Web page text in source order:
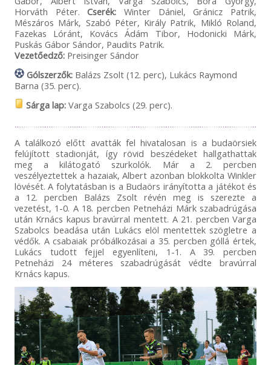
Horváth Péter.Cserék: Winter Dániel, Gránicz Patrik,
Mészáros Márk, Szabó Péter, Király Patrik, Mikló Roland,
Fazekas Lóránt, Kovács Ádám Tibor, Hodonicki Márk,
Puskás Gábor Sándor, Paudits Patrik.
Vezetőedző:Preisinger Sándor
Gólszerzők:Balázs Zsolt (12. perc), Lukács Raymond
Barna (35. perc).
Sárga lap:Varga Szabolcs (29. perc).
A találkozó előtt avatták fel hivatalosan is a budaörsiek
felújított stadionját, így rövid beszédeket hallgathattak
meg a kilátogató szurkolók. Már a 2. percben
veszélyeztettek a hazaiak, Albert azonban blokkolta Winkler
lövését. A folytatásban is a Budaörs irányította a játékot és
a 12. percben Balázs Zsolt révén meg is szerezte a
vezetést, 1-0. A 18. percben Petneházi Márk szabadrúgása
után Krnács kapus bravúrral mentett. A 21. percben Varga
Szabolcs beadása után Lukács elöl mentettek szögletre a
védők. A csabaiak próbálkozásai a 35. percben góllá értek,
Lukács tudott fejjel egyenlíteni, 1-1. A 39. percben
Petneházi 24 méteres szabadrúgását védte bravúrral
Krnács kapus.